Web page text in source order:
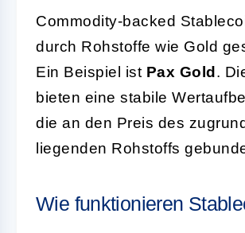
Commodity-backed
durch Rohstoffe wie Gold
Ein Beispiel ist Pax Gold.
bieten eine stabile
die an den Preis des
liegenden Rohstoffs
Wie funktionieren